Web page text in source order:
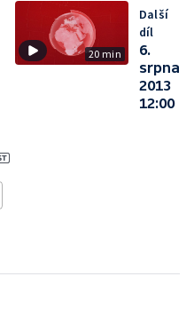
20 min
Další
díl
6.
srpna
2013
12:00